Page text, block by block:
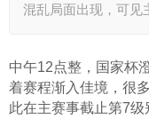
混乱局面出现，可见
中午12点整，国家杯
着赛程渐入佳境，很
此在主赛事截止第7